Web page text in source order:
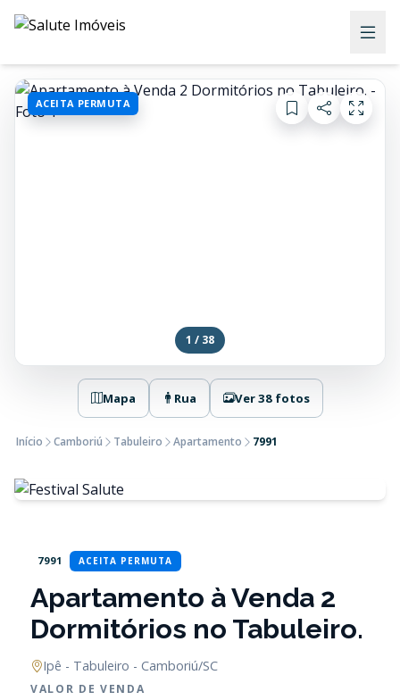
ACEITA PERMUTA
1 / 38
Mapa Rua Ver 38 fotos
Início Camboriú Tabuleiro Apartamento 7991
7991 ACEITA PERMUTA
Apartamento à Venda 2
Dormitórios no Tabuleiro.
Ipê - Tabuleiro - Camboriú/SC
VALOR DE VENDA